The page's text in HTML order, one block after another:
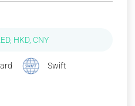
HKD, CNY
Swift